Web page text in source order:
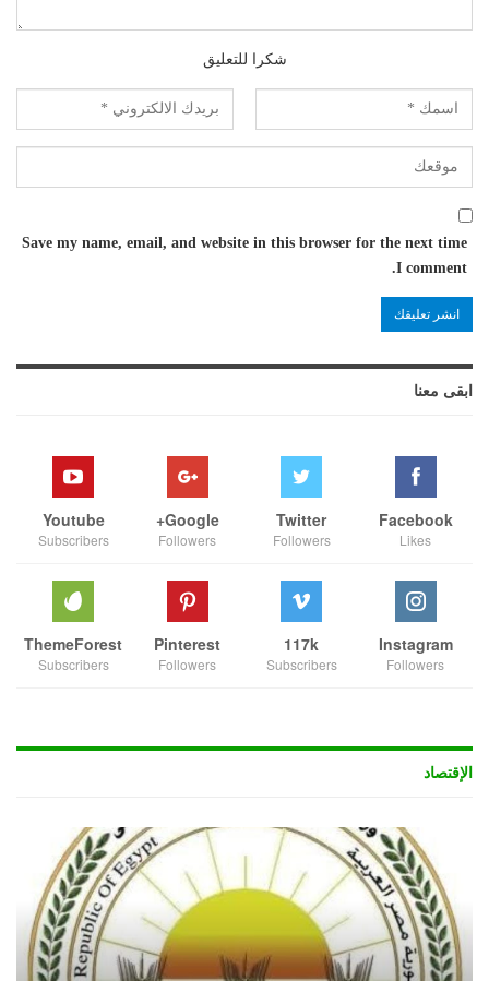
شكرا للتعليق
Save my name, email, and website in this browser for the next time
I comment.
ابقى معنا
Facebook
Likes
Twitter
Followers
Google+
Followers
Youtube
Subscribers
Instagram
Followers
117k
Subscribers
Pinterest
Followers
ThemeForest
Subscribers
الإقتصاد